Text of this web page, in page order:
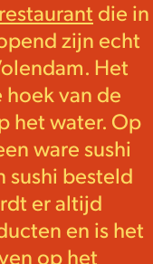
restaurant die in
zijn echt
Het
van de
het water. Op
ware sushi
sushi besteld
er altijd
en is het
op het